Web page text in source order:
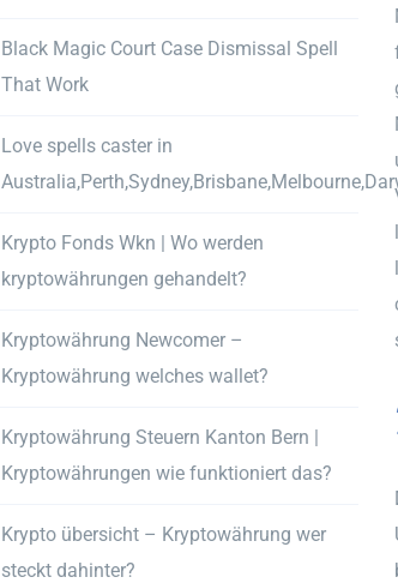
Black Magic Court Case Dismissal Spell
That Work
Love spells caster in
Krypto Fonds Wkn | Wo werden
kryptowährungen gehandelt?
Kryptowährung Newcomer –
Kryptowährung welches wallet?
Kryptowährung Steuern Kanton Bern |
Kryptowährungen wie funktioniert das?
Krypto übersicht – Kryptowährung wer
steckt dahinter?